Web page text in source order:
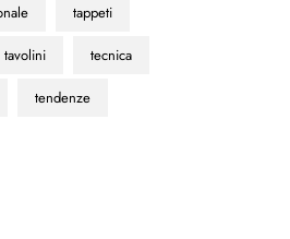
tappeti
tavolini tecnica
tendenze